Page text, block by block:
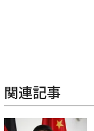
関連記事